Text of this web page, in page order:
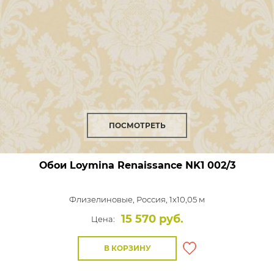
ПОСМОТРЕТЬ
Обои Loymina RenaissanceNK1 002/3
Флизелиновые, Россия, 1x10,05 м
Цена:
15 570 руб.
В КОРЗИНУ